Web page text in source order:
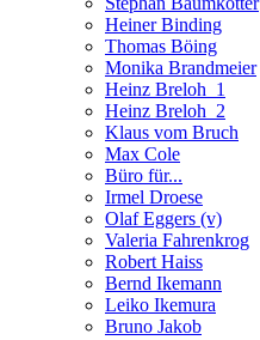
Heiner Binding
Thomas Böing
Monika Brandmeier
Heinz Breloh_1
Heinz Breloh_2
Klaus vom Bruch
Max Cole
Büro für...
Irmel Droese
Olaf Eggers (v)
Valeria Fahrenkrog
Robert Haiss
Bernd Ikemann
Leiko Ikemura
Bruno Jakob